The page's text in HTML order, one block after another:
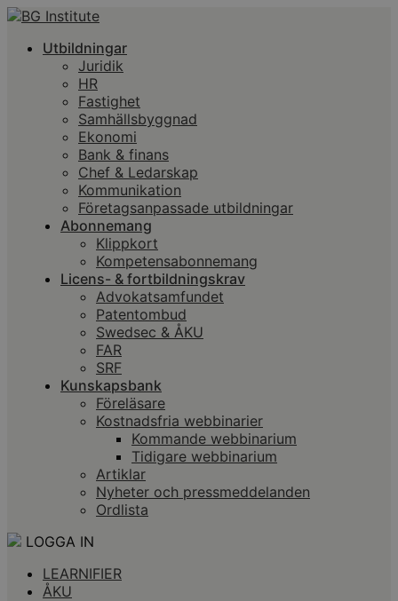
Utbildningar
Juridik
HR
Fastighet
Samhällsbyggnad
Ekonomi
Bank & finans
Chef & Ledarskap
Kommunikation
Företagsanpassade utbildningar
Abonnemang
Klippkort
Kompetensabonnemang
Licens- & fortbildningskrav
Advokatsamfundet
Patentombud
Swedsec & ÅKU
FAR
SRF
Kunskapsbank
Föreläsare
Kostnadsfria webbinarier
Kommande webbinarium
Tidigare webbinarium
Artiklar
Nyheter och pressmeddelanden
Ordlista
LOGGA IN
LEARNIFIER
ÅKU